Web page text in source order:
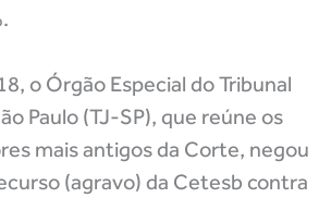
o Órgão Especial do Tribunal
Paulo (TJ-SP), que reúne os
mais antigos da Corte, negou
(agravo) da Cetesb contra